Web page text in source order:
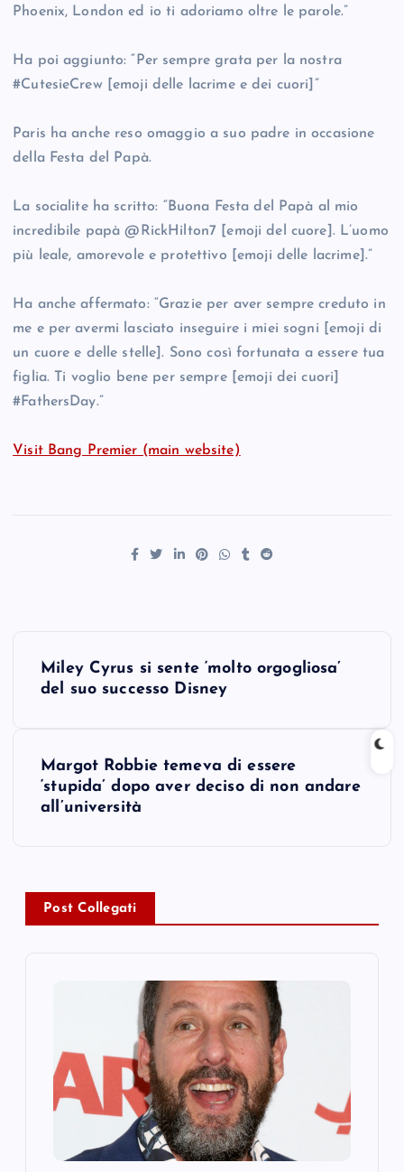
Phoenix, London ed io ti adoriamo oltre le parole.”
Ha poi aggiunto: “Per sempre grata per la nostra
#CutesieCrew [emoji delle lacrime e dei cuori]”
Paris ha anche reso omaggio a suo padre in occasione
della Festa del Papà.
La socialite ha scritto: “Buona Festa del Papà al mio
incredibile papà @RickHilton7 [emoji del cuore]. L’uomo
più leale, amorevole e protettivo [emoji delle lacrime].”
Ha anche affermato: “Grazie per aver sempre creduto in
me e per avermi lasciato inseguire i miei sogni [emoji di
un cuore e delle stelle]. Sono così fortunata a essere tua
figlia. Ti voglio bene per sempre [emoji dei cuori]
#FathersDay.”
Visit Bang Premier (main website)
v
Miley Cyrus si sente ‘molto orgogliosa’
del suo successo Disney
Margot Robbie temeva di essere
‘stupida’ dopo aver deciso di non andare
all’università
Post Collegati